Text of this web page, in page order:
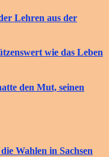
Lehren aus der
wie das Leben
den Mut, seinen
Wahlen in Sachsen